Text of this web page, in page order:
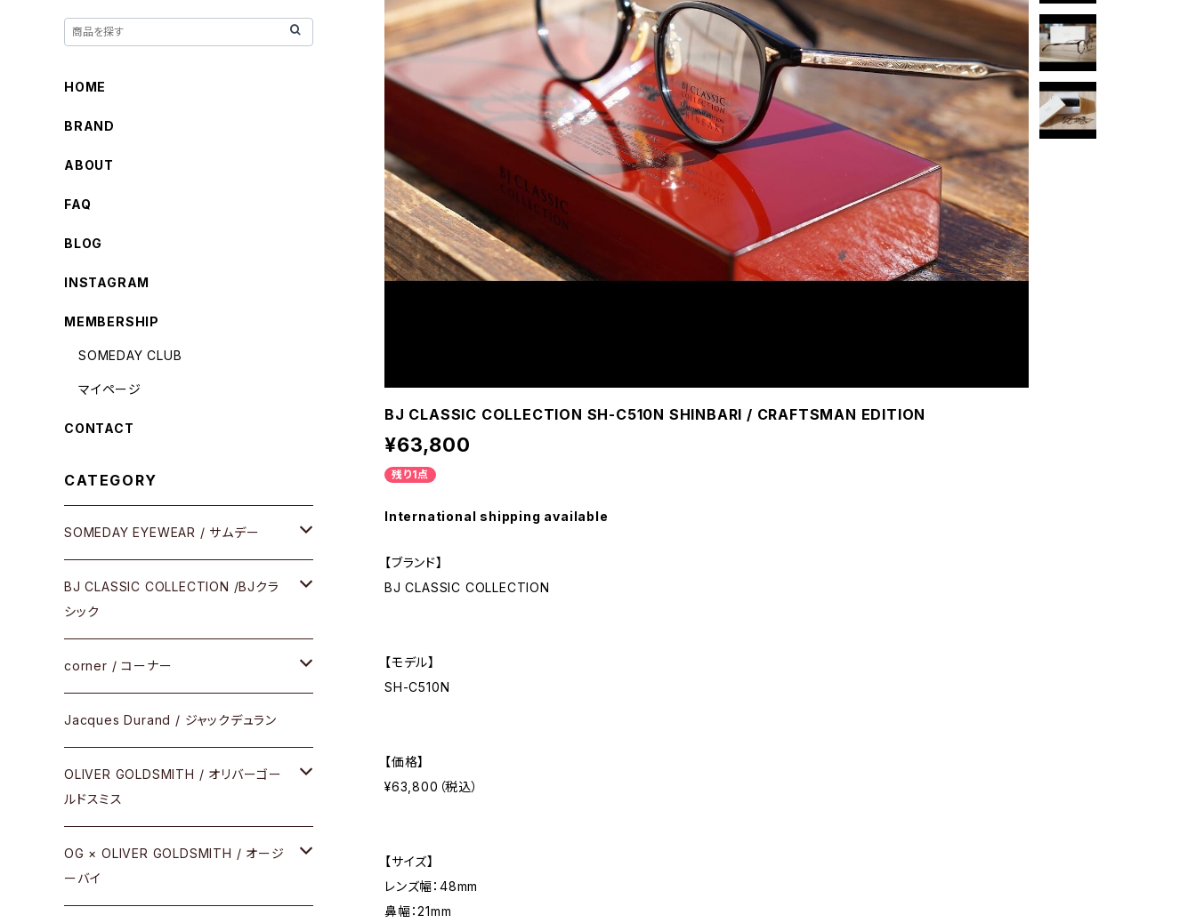
BJ CLASSIC COLLECTION SH-C510N SHINBARI / CRAFTSMAN EDITION
¥63,800
残り1点
International shipping available
【ブランド】
BJ CLASSIC COLLECTION
【モデル】
SH-C510N
【価格】
¥63,800（税込）
【サイズ】
レンズ幅：48mm
鼻幅：21mm
HOME
BRAND
ABOUT
FAQ
BLOG
INSTAGRAM
MEMBERSHIP
SOMEDAY CLUB
マイページ
CONTACT
CATEGORY
SOMEDAY EYEWEAR / サムデー
メガネ
サングラス
アパレル
その他
BJ CLASSIC COLLECTION /BJクラ
シック
CELLULOID（CRAFTSMAN EDITION）
SHINBARI（CRAFTSMAN EDITION）
URUSHI（CRAFTSMAN EDITION）
REVIVAL EDITION
HEAVY EDITION
corner / コーナー
リサーチシリーズ
サブリメイションシリーズ
Jacques Durand / ジャックデュラン
OLIVER GOLDSMITH / オリバーゴー
ルドスミス
メタル
セル
OG × OLIVER GOLDSMITH / オージ
ーバイ